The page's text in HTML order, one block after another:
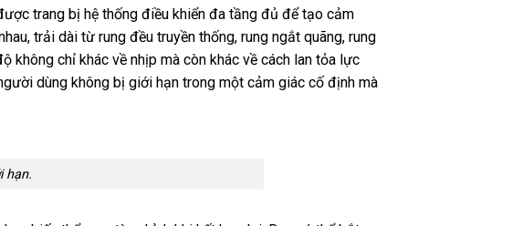
trang bị hệ thống điều khiển đa tầng đủ để tạo cảm
trải dài từ rung đều truyền thống, rung ngắt quãng, rung
không chỉ khác về nhịp mà còn khác về cách lan tỏa lực
dùng không bị giới hạn trong một cảm giác cố định mà
hạn.